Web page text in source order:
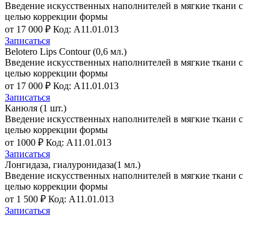
Введение искусственных наполнителей в мягкие ткани с
целью коррекции формы
от 17 000 ₽ Код: A11.01.013
Записаться
Belotero Lips Contour (0,6 мл.)
Введение искусственных наполнителей в мягкие ткани с
целью коррекции формы
от 17 000 ₽ Код: A11.01.013
Записаться
Канюля (1 шт.)
Введение искусственных наполнителей в мягкие ткани с
целью коррекции формы
от 1000 ₽ Код: A11.01.013
Записаться
Лонгидаза, гиалуронидаза(1 мл.)
Введение искусственных наполнителей в мягкие ткани с
целью коррекции формы
от 1 500 ₽ Код: A11.01.013
Записаться